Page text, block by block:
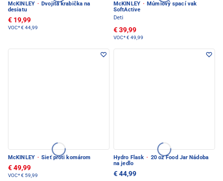
McKINLEY · Dvojitá krabička na
desiatu
€ 19,99
VOC*€ 44,99
McKINLEY · Múmiový spací vak
SoftActive
Deti
€ 39,99
VOC*€ 49,99
McKINLEY · Sieť proti komárom
€ 49,99
VOC*€ 59,99
Hydro Flask · 20 oz Food Jar Nádoba
na jedlo
€ 44,99